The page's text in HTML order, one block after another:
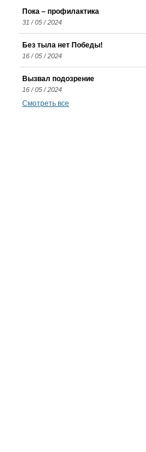
Пока – профилактика
31 / 05 / 2024
Без тыла нет Победы!
16 / 05 / 2024
Вызвал подозрение
16 / 05 / 2024
Смотреть все